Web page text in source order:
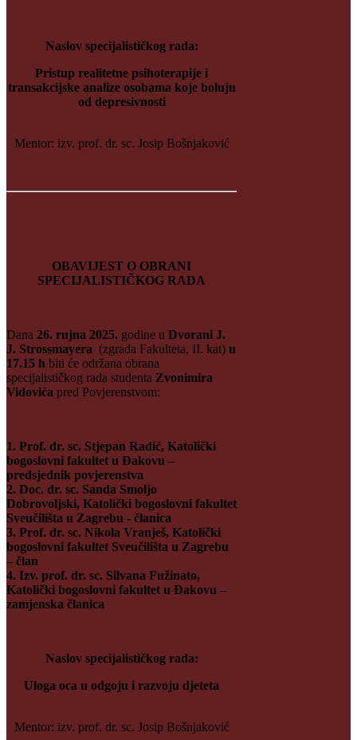
Naslov specijalističkog rada:
Pristup realitetne psihoterapije i
transakcijske analize osobama koje boluju
od depresivnosti
Mentor: izv. prof. dr. sc. Josip Bošnjaković
OBAVIJEST O OBRANI
SPECIJALISTIČKOG RADA
Dana 26. rujna 2025. godine u Dvorani J.
J. Strossmayera (zgrada Fakulteta, II. kat) u
17.15 h biti će održana obrana
specijalističkog rada studenta Zvonimira
Vidovića pred Povjerenstvom:
1. Prof. dr. sc. Stjepan Radić, Katolički
bogoslovni fakultet u Đakovu –
predsjednik povjerenstva
2. Doc. dr. sc. Sanda Smoljo
Dobrovoljski, Katolički bogoslovni fakultet
Sveučilišta u Zagrebu - članica
3. Prof. dr. sc. Nikola Vranješ, Katolički
bogoslovni fakultet Sveučilišta u Zagrebu
– član
4. Izv. prof. dr. sc. Silvana Fužinato,
Katolički bogoslovni fakultet u Đakovu –
zamjenska članica
Naslov specijalističkog rada:
Uloga oca u odgoju i razvoju djeteta
Mentor: izv. prof. dr. sc. Josip Bošnjaković